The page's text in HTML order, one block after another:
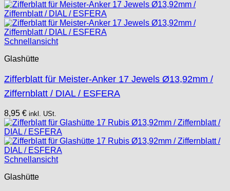
Schnellansicht
Glashütte
Zifferblatt für Meister-Anker 17 Jewels Ø13,92mm /
Ziffernblatt / DIAL / ESFERA
8,95 € inkl. USt.
Schnellansicht
Glashütte